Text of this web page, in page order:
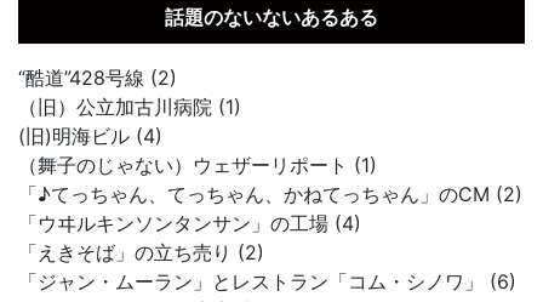
話題のないないあるある
“酷道”428号線 (2)
（旧）公立加古川病院 (1)
(旧)明海ビル (4)
（舞子のじゃない）ウェザーリポート (1)
「♪てっちゃん、てっちゃん、かねてっちゃん」のCM (2)
「ウヰルキンソンタンサン」の工場 (4)
「えきそば」の立ち売り (2)
「ジャン・ムーラン」とレストラン「コム・シノワ」 (6)